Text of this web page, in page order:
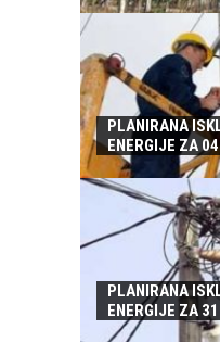
PLANIRANA
ENERGIJE ZA
PLANIRANA
ENERGIJE ZA